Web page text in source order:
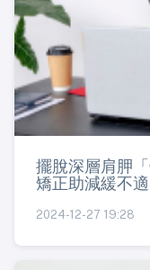
擺脫深層肩胛
矯正助減緩不適
2024-12-27 19:28